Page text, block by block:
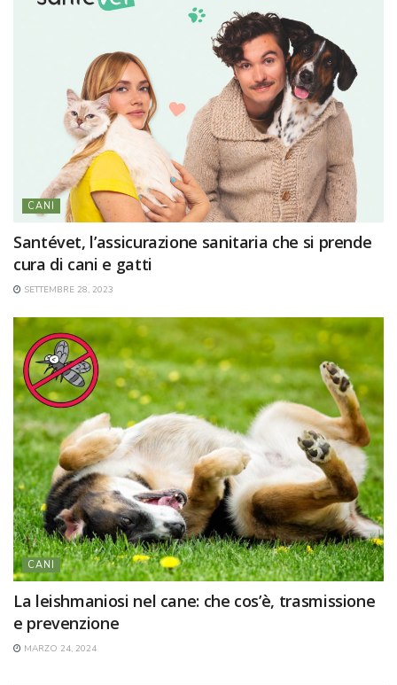
CANI
Santévet, l’assicurazione sanitaria che si prende
cura di cani e gatti
SETTEMBRE 28, 2023
CANI
La leishmaniosi nel cane: che cos’è, trasmissione
e prevenzione
MARZO 24, 2024